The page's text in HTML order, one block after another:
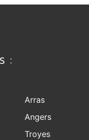
:
Arras
Angers
Troyes